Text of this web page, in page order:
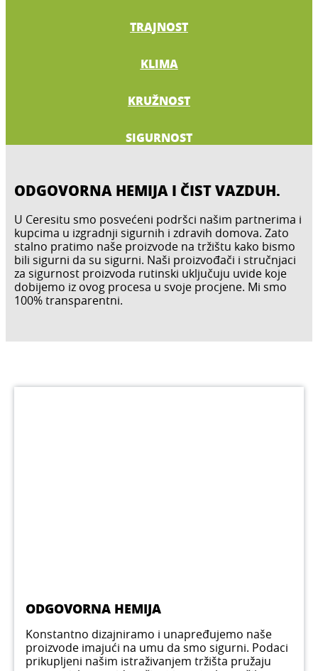
TRAJNOST
KLIMA
KRUŽNOST
SIGURNOST
ODGOVORNA HEMIJA I ČIST VAZDUH.
U Ceresitu smo posvećeni podršci našim partnerima i
kupcima u izgradnji sigurnih i zdravih domova. Zato
stalno pratimo naše proizvode na tržištu kako bismo
bili sigurni da su sigurni. Naši proizvođači i stručnjaci
za sigurnost proizvoda rutinski uključuju uvide koje
dobijemo iz ovog procesa u svoje procjene. Mi smo
100% transparentni.
ODGOVORNA HEMIJA
Konstantno dizajniramo i unapređujemo naše
proizvode imajući na umu da smo sigurni. Podaci
prikupljeni našim istraživanjem tržišta pružaju